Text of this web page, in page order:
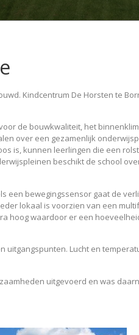
Kindcentrum De Horsten te
de bouwkwaliteit, het
over een gezamenlijk
is, kunnen leerlingen die een
beschikt de school
bewegingssensor gaat de
lokaal is voorzien van een
hoog waardoor er een
Lucht en
uitgevoerd en was